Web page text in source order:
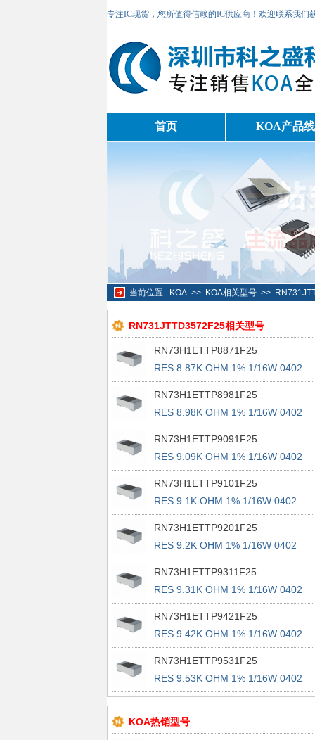
专注IC现货，您所值得信赖的IC供应商！欢迎联系我们
首页 KOA产品线
当前位置: KOA>> KOA相关型号>>
RN731JTTD3572F25相关型号
RN73H1ETTP8871F25
RES 8.87K OHM 1% 1/16W 0402
RN73H1ETTP8981F25
RES 8.98K OHM 1% 1/16W 0402
RN73H1ETTP9091F25
RES 9.09K OHM 1% 1/16W 0402
RN73H1ETTP9101F25
RES 9.1K OHM 1% 1/16W 0402
RN73H1ETTP9201F25
RES 9.2K OHM 1% 1/16W 0402
RN73H1ETTP9311F25
RES 9.31K OHM 1% 1/16W 0402
RN73H1ETTP9421F25
RES 9.42K OHM 1% 1/16W 0402
RN73H1ETTP9531F25
RES 9.53K OHM 1% 1/16W 0402
KOA热销型号